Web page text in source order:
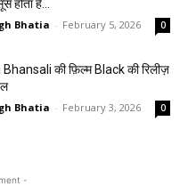
होता है…
Bhatia - February 5, 2026 0
की फ़िल्म Black की रिलीज़
Bhatia - February 3, 2026 0
-